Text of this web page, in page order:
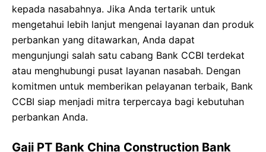
kepada nasabahnya. Jika Anda tertarik untuk
mengetahui lebih lanjut mengenai layanan dan produk
perbankan yang ditawarkan, Anda dapat
mengunjungi salah satu cabang Bank CCBI terdekat
atau menghubungi pusat layanan nasabah. Dengan
komitmen untuk memberikan pelayanan terbaik, Bank
CCBI siap menjadi mitra terpercaya bagi kebutuhan
perbankan Anda.
Gaji PT Bank China Construction Bank